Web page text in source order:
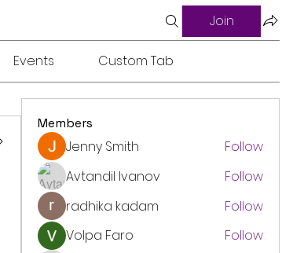
Join
Events Custom Tab
Members
Jenny Smith
Follow
Avtandil Ivanov
Follow
radhika kadam
Follow
Volpa Faro
Follow